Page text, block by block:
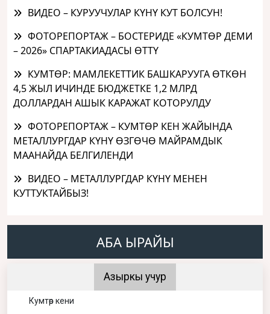
ВИДЕО – КУРУУЧУЛАР КҮНҮ КУТ БОЛСУН!
ФОТОРЕПОРТАЖ – БОСТЕРИДЕ «КУМТӨР ДЕМИ
– 2026» СПАРТАКИАДАСЫ ӨТТҮ
КУМТӨР: МАМЛЕКЕТТИК БАШКАРУУГА ӨТКӨН
4,5 ЖЫЛ ИЧИНДЕ БЮДЖЕТКЕ 1,2 МЛРД
ДОЛЛАРДАН АШЫК КАРАЖАТ КОТОРУЛДУ
ФОТОРЕПОРТАЖ – КУМТӨР КЕН ЖАЙЫНДА
МЕТАЛЛУРГДАР КҮНҮ ӨЗГӨЧӨ МАЙРАМДЫК
МААНАЙДА БЕЛГИЛЕНДИ
ВИДЕО – МЕТАЛЛУРГДАР КҮНҮ МЕНЕН
КУТТУКТАЙБЫЗ!
АБА ЫРАЙЫ
Азыркы учур
Кумтөр кени